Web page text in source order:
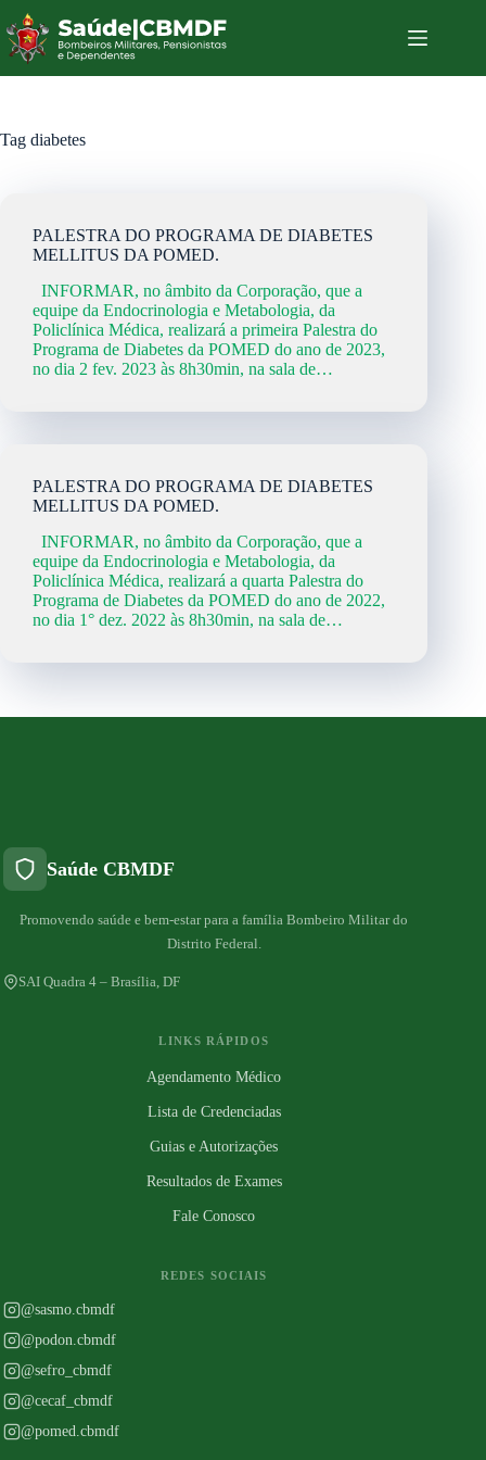
Tag diabetes
PALESTRA DO PROGRAMA DE DIABETES
MELLITUS DA POMED.
INFORMAR, no âmbito da Corporação, que a
equipe da Endocrinologia e Metabologia, da
Policlínica Médica, realizará a primeira Palestra do
Programa de Diabetes da POMED do ano de 2023,
no dia 2 fev. 2023 às 8h30min, na sala de…
PALESTRA DO PROGRAMA DE DIABETES
MELLITUS DA POMED.
INFORMAR, no âmbito da Corporação, que a
equipe da Endocrinologia e Metabologia, da
Policlínica Médica, realizará a quarta Palestra do
Programa de Diabetes da POMED do ano de 2022,
no dia 1° dez. 2022 às 8h30min, na sala de…
Saúde CBMDF
Promovendo saúde e bem-estar para a família Bombeiro Militar do
Distrito Federal.
SAI Quadra 4 – Brasília, DF
LINKS RÁPIDOS
Agendamento Médico
Lista de Credenciadas
Guias e Autorizações
Resultados de Exames
Fale Conosco
REDES SOCIAIS
@sasmo.cbmdf
@podon.cbmdf
@sefro_cbmdf
@cecaf_cbmdf
@pomed.cbmdf